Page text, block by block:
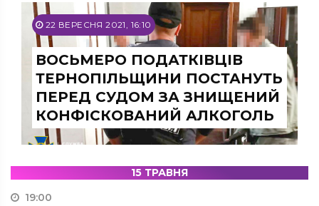
22 ВЕРЕСНЯ 2021, 16:10
ВОСЬМЕРО ПОДАТКІВЦІВ
ТЕРНОПІЛЬЩИНИ ПОСТАНУТЬ
ПЕРЕД СУДОМ ЗА ЗНИЩЕНИЙ
КОНФІСКОВАНИЙ АЛКОГОЛЬ
15 ТРАВНЯ
19:00